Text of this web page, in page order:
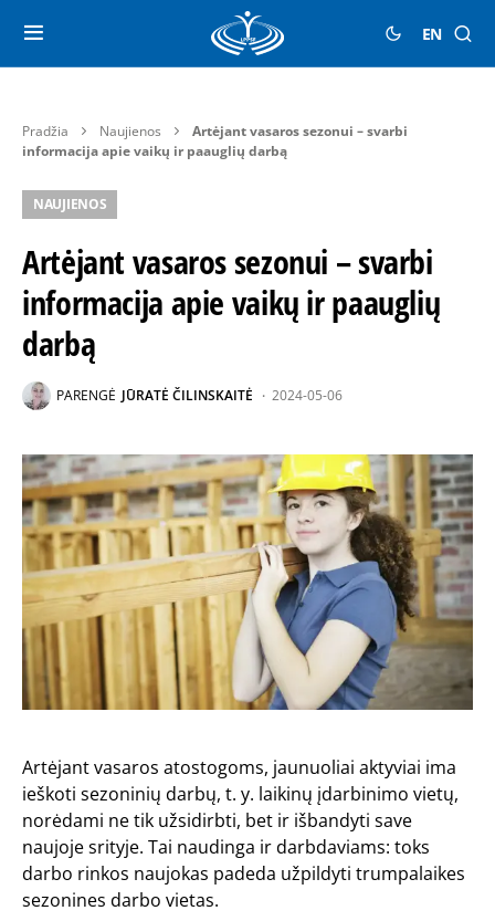
EN
Pradžia Naujienos
Artėjant vasaros sezonui – svarbi
informacija apie vaikų ir paauglių darbą
NAUJIENOS
Artėjant vasaros sezonui – svarbi
informacija apie vaikų ir paauglių
darbą
PARENGĖ JŪRATĖ ČILINSKAITĖ 2024-05-06
Artėjant vasaros atostogoms, jaunuoliai aktyviai ima
ieškoti sezoninių darbų, t. y. laikinų įdarbinimo vietų,
norėdami ne tik užsidirbti, bet ir išbandyti save
naujoje srityje. Tai naudinga ir darbdaviams: toks
darbo rinkos naujokas padeda užpildyti trumpalaikes
sezonines darbo vietas.